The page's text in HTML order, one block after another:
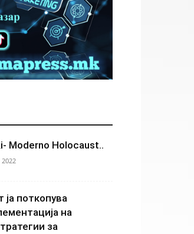
Moderno Holocaust..
2022
поткопува
на
за